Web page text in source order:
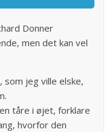
Donner
men det kan vel
som jeg ville elske,
tåre i øjet, forklare
hvorfor den